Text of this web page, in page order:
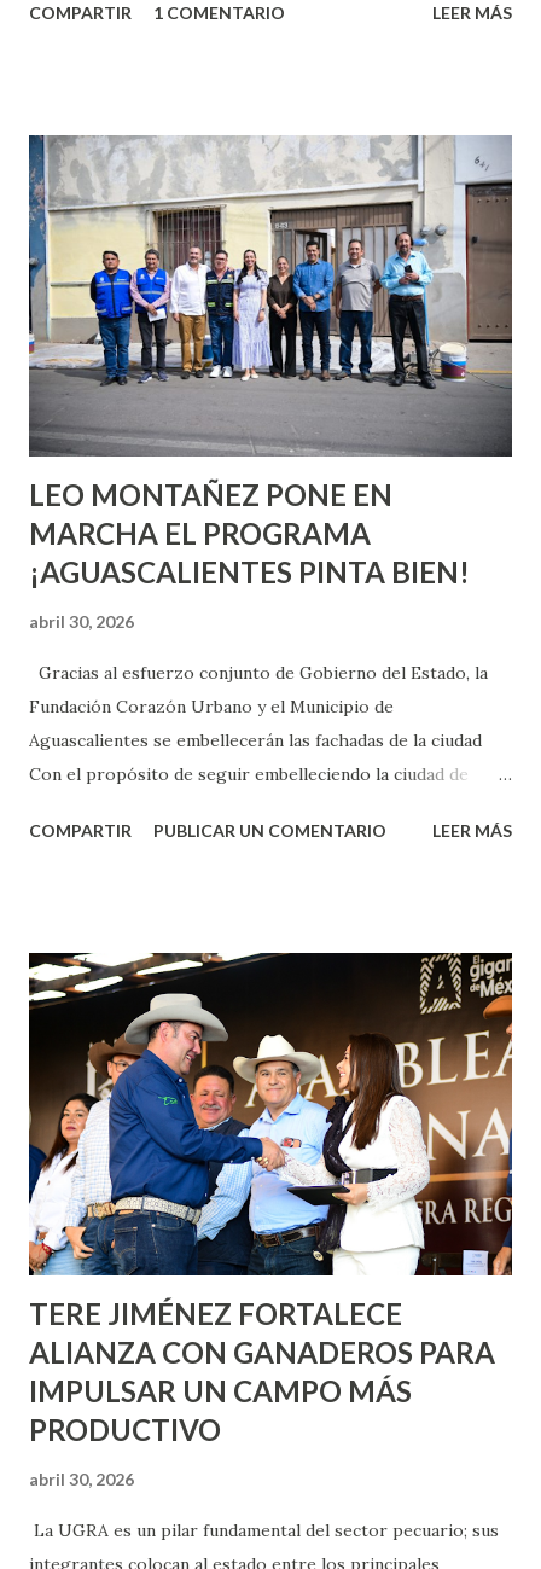
partes de ti que jamás hubieras imaginado. El problema es
conoces ni la mitad de lo que deberías saber. Pero incluso
quienes ya han tenido relaciones sexuales no son expertos
o expertas en el tema. Siempre hay algo nuevo que
aprender y nuevas experiencias que conocer. Si eres una
chica y aún no has tenido relaciones sexuales, tal vez
pienses que el sexo será increíble y no puedas esperar para
experimentarlo, pero como cualquier persona con
experiencia te dirá, siempre es mejor cuando ambas partes
son suficientemen...
COMPARTIR 1 COMENTARIO LEER MÁS
LEO MONTAÑEZ PONE EN
MARCHA EL PROGRAMA
¡AGUASCALIENTES PINTA BIEN!
abril 30, 2026
Gracias al esfuerzo conjunto de Gobierno del Estado, la
Fundación Corazón Urbano y el Municipio de
Aguascalientes se embellecerán las fachadas de la ciudad
Con el propósito de seguir embelleciendo la ciudad de
municipal, Leo Montañez dio inicio al programa
Corazón Urbano y el Municipio capital. Leo Montañez
informó que en este programa se usarán cerca de 90 mil
metros cuadrados de pintura, para dar inicio en la calle
Nieto, entre Jesús F. Elizondo y la calle 22 de Octubre, con
lo que se aplicará pintura en 66 casas. Posteriormente se
llevará este programa a Villas de Nuestra Señora de la
Asunción, Avenida Alameda y Decreto 27 de Septiembre, en
los edificios FOVISSSTE Ojo de Agua, en la comunidad
Norias de Paso Hondo y en los edificios de...
COMPARTIR PUBLICAR UN COMENTARIO LEER MÁS
TERE JIMÉNEZ FORTALECE
ALIANZA CON GANADEROS PARA
IMPULSAR UN CAMPO MÁS
PRODUCTIVO
abril 30, 2026
La UGRA es un pilar fundamental del sector pecuario; sus
integrantes colocan al estado entre los principales